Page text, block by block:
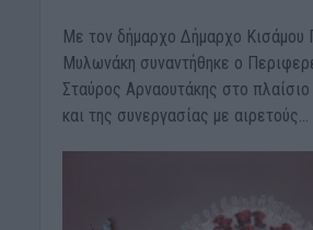
Με τον δήμαρχο Δήμαρχο Κισάμου
Μυλωνάκη συναντήθηκε ο
Σταύρος Αρναουτάκης στο
και της συνεργασίας με αιρετούς...